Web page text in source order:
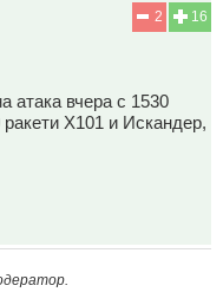
16
2
атака вчера с 1530
Х101 и Искандер,